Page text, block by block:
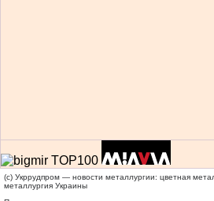
(c) Укррудпром — новости металлургии: цветная
металлургия Украины